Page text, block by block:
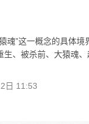
魂”这一概念的具体
生、被杀前、大猿魂
日 11:53